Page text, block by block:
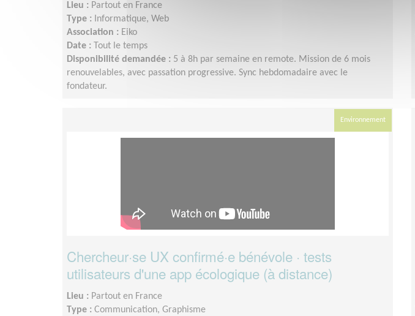
Lieu : Partout en France
Type :
Informatique, Web
Association : Eiko
Date :
Tout le temps
Disponibilité demandée : 5 à 8h par semaine en remote. Mission de 6 mois
renouvelables, avec passation progressive. Sync hebdomadaire avec le
fondateur.
Environnement
Chercheur·se UX confirmé·e bénévole · tests
utilisateurs d'une app écologique (à distance)
Lieu : Partout en France
Type : Communication, Graphisme